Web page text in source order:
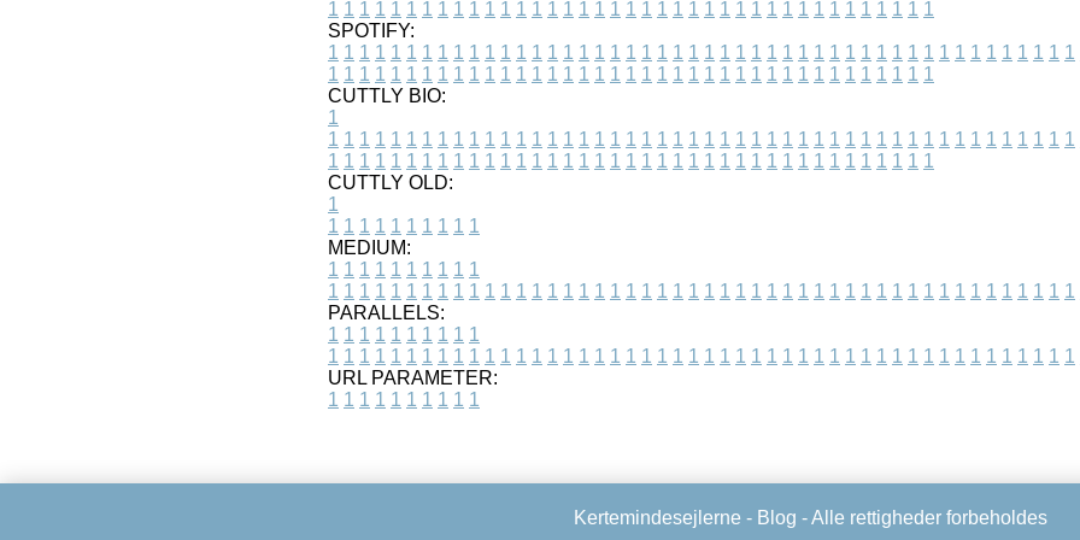
1 1 1 1 1 1 1 1 1 1 1 1 1 1 1 1 1 1 1 1 1 1 1 1 1 1 1 1 1 1 1 1 1 1 1 1 1 1 1
SPOTIFY:
1 1 1 1 1 1 1 1 1 1 1 1 1 1 1 1 1 1 1 1 1 1 1 1 1 1 1 1 1 1 1 1 1 1 1 1 1 1 1 1 1 1 1 1 1 1 1 1
1 1 1 1 1 1 1 1 1 1 1 1 1 1 1 1 1 1 1 1 1 1 1 1 1 1 1 1 1 1 1 1 1 1 1 1 1 1 1
CUTTLY BIO:
1
1 1 1 1 1 1 1 1 1 1 1 1 1 1 1 1 1 1 1 1 1 1 1 1 1 1 1 1 1 1 1 1 1 1 1 1 1 1 1 1 1 1 1 1 1 1 1 1
1 1 1 1 1 1 1 1 1 1 1 1 1 1 1 1 1 1 1 1 1 1 1 1 1 1 1 1 1 1 1 1 1 1 1 1 1 1 1
CUTTLY OLD:
1
1 1 1 1 1 1 1 1 1 1
MEDIUM:
1 1 1 1 1 1 1 1 1 1
1 1 1 1 1 1 1 1 1 1 1 1 1 1 1 1 1 1 1 1 1 1 1 1 1 1 1 1 1 1 1 1 1 1 1 1 1 1 1 1 1 1 1 1 1 1 1 1
PARALLELS:
1 1 1 1 1 1 1 1 1 1
1 1 1 1 1 1 1 1 1 1 1 1 1 1 1 1 1 1 1 1 1 1 1 1 1 1 1 1 1 1 1 1 1 1 1 1 1 1 1 1 1 1 1 1 1 1 1 1
URL PARAMETER:
1 1 1 1 1 1 1 1 1 1
Kertemindesejlerne - Blog - Alle rettigheder forbeholdes